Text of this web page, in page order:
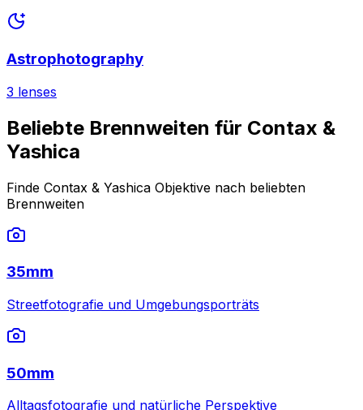
Astrophotography
3 lenses
Beliebte Brennweiten für Contax &
Yashica
Finde Contax & Yashica Objektive nach beliebten
Brennweiten
35mm
Streetfotografie und Umgebungsporträts
50mm
Alltagsfotografie und natürliche Perspektive